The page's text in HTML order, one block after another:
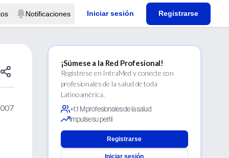
Notificaciones Iniciar sesión Registrarse
¡Súmese a la Red Profesional!
Regístrese en IntraMed y conecte con
profesionales de la salud de toda
Latinoamérica.
+1.1 M profesionales de la salud
Impulse su perfil
Registrarse
Iniciar sesión